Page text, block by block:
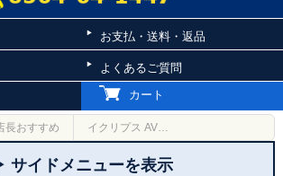
お支払・送料・返品
よくあるご質問
カート
長おすすめ イクリプス AVN-R7W カーナビ Fujitsu Ten（富士通テン）
サイドメニューを表示